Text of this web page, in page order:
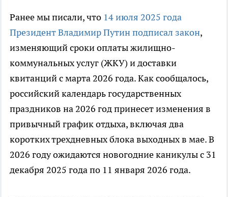
Ранее мы писали, что 14 июля 2025 года
Президент Владимир Путин подписал закон,
изменяющий сроки оплаты жилищно-
коммунальных услуг (ЖКУ) и доставки
квитанций с марта 2026 года. Как сообщалось,
российский календарь государственных
праздников на 2026 год принесет изменения в
привычный график отдыха, включая два
коротких трехдневных блока выходных в мае. В
2026 году ожидаются новогодние каникулы с 31
декабря 2025 года по 11 января 2026 года.